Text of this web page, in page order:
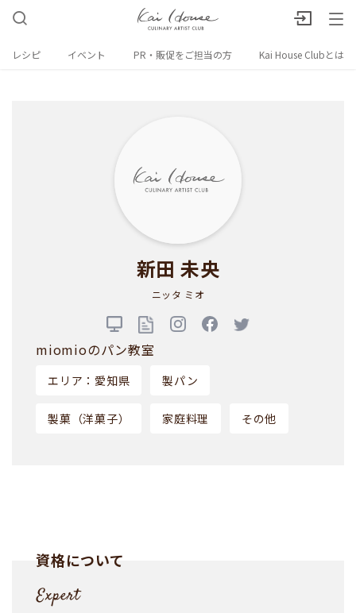
レシピ イベント PR・販促をご担当の方 Kai House Clubとは
新田 未央
ニッタ ミオ
miomioのパン教室
エリア：愛知県 製パン
製菓（洋菓子） 家庭料理 その他
資格について